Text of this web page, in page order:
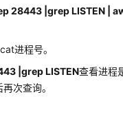
28443 |grep LISTEN |
进程号。
|grep LISTEN查看进程
次查询。